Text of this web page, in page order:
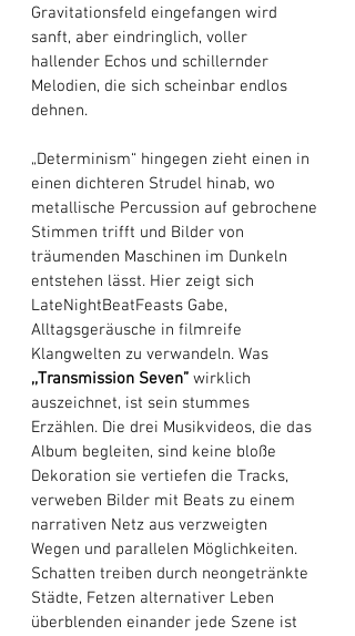
Gravitationsfeld eingefangen wird
sanft, aber eindringlich, voller
hallender Echos und schillernder
Melodien, die sich scheinbar endlos
dehnen.
„Determinism“ hingegen zieht einen in
einen dichteren Strudel hinab, wo
metallische Percussion auf gebrochene
Stimmen trifft und Bilder von
träumenden Maschinen im Dunkeln
entstehen lässt. Hier zeigt sich
LateNightBeatFeasts Gabe,
Alltagsgeräusche in filmreife
Klangwelten zu verwandeln. Was
,,Transmission Seven” wirklich
auszeichnet, ist sein stummes
Erzählen. Die drei Musikvideos, die das
Album begleiten, sind keine bloße
Dekoration sie vertiefen die Tracks,
verweben Bilder mit Beats zu einem
narrativen Netz aus verzweigten
Wegen und parallelen Möglichkeiten.
Schatten treiben durch neongetränkte
Städte, Fetzen alternativer Leben
überblenden einander jede Szene ist